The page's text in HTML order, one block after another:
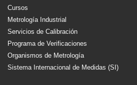
Cursos
Metrología Industrial
Servicios de Calibración
Programa de Verificaciones
Organismos de Metrología
Sistema Internacional de Medidas (SI)